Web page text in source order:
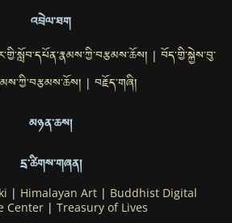
འབྲེལ་ཐག
| བོད་གྱི་སྐྱེས་བུ་
| བརྗོད་གཞི།
མཉན་ཆས།
དྲ་ཚིགས་གཞན།
| Himalayan Art| Buddhist Digital
Center | Treasury of Lives